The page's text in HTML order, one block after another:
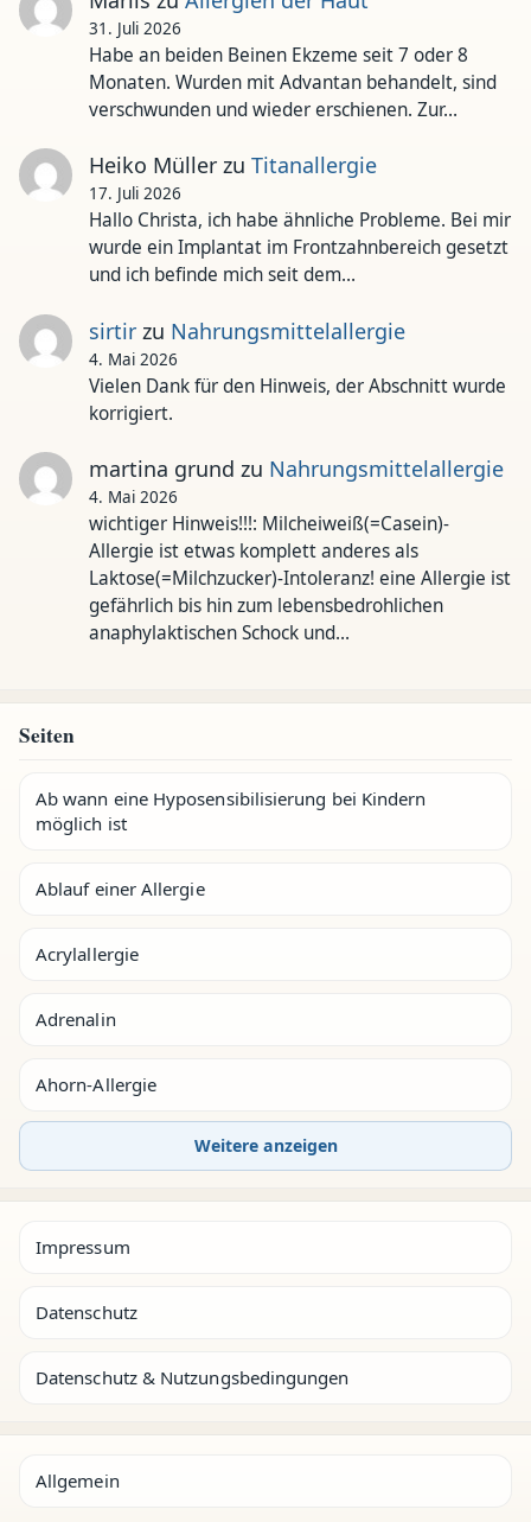
31. Juli 2026
Habe an beiden Beinen Ekzeme seit 7 oder 8
Monaten. Wurden mit Advantan behandelt, sind
verschwunden und wieder erschienen. Zur…
Heiko Müllerzu Titanallergie
17. Juli 2026
Hallo Christa, ich habe ähnliche Probleme. Bei mir
wurde ein Implantat im Frontzahnbereich gesetzt
und ich befinde mich seit dem…
sirtirzu Nahrungsmittelallergie
4. Mai 2026
Vielen Dank für den Hinweis, der Abschnitt wurde
korrigiert.
martina grund zu Nahrungsmittelallergie
4. Mai 2026
wichtiger Hinweis!!!: Milcheiweiß(=Casein)-
Allergie ist etwas komplett anderes als
Laktose(=Milchzucker)-Intoleranz! eine Allergie ist
gefährlich bis hin zum lebensbedrohlichen
anaphylaktischen Schock und…
Seiten
Ab wann eine Hyposensibilisierung bei Kindern
möglich ist
Ablauf einer Allergie
Acrylallergie
Adrenalin
Ahorn-Allergie
Weitere anzeigen
Impressum
Datenschutz
Datenschutz & Nutzungsbedingungen
Allgemein